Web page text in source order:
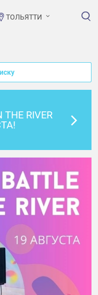
ТОЛЬЯТТИ
THE RIVER